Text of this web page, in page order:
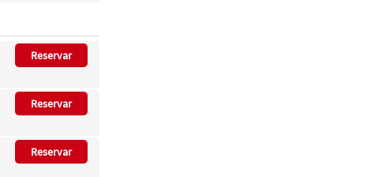
Reservar
Reservar
Reservar